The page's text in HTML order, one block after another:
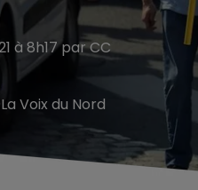
à 8h17 par CC
Voix du Nord